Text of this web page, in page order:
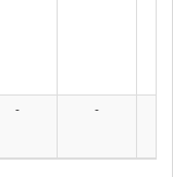
- -